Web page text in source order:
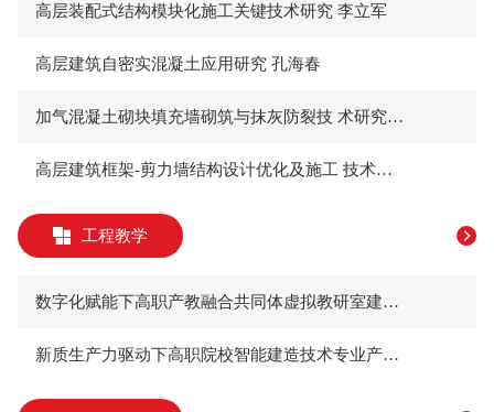
高层装配式结构模块化施工关键技术研究 李立军
高层建筑自密实混凝土应用研究 孔海春
加气混凝土砌块填充墙砌筑与抹灰防裂技 术研究 雷红波
高层建筑框架-剪力墙结构设计优化及施工 技术创新 黄士明
工程教学
数字化赋能下高职产教融合共同体虚拟教研室建设模 式构建研究 徐 洁 秦亚梅 董芳楠
新质生产力驱动下高职院校智能建造技术专业产教融 合人才培养模式创新研究 冯娇伟 李 彦